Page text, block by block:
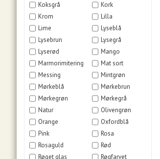
Koksgrå
Kork
Krom
Lilla
Lime
Lyseblå
Lysebrun
Lysegrå
Lyserød
Mango
Marmorimitering
Mat sort
Messing
Mintgrøn
Mørkeblå
Mørkebrun
Mørkegrøn
Mørkegrå
Natur
Olivengrøn
Orange
Oxfordblå
Pink
Rosa
Rosaguld
Rød
Røget glas
Røgfarvet